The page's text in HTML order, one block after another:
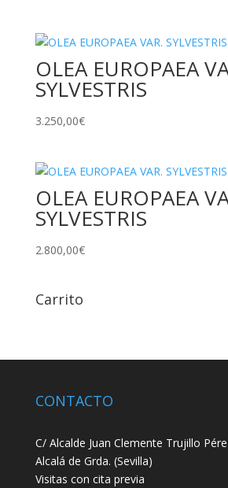
OLEA EUROPAEA
SYLVESTRIS
3.250,00€
OLEA EUROPAEA
SYLVESTRIS
2.800,00€
Carrito
CONTACTO
C/ Alcalde Juan Clemente Trujillo
Alcalá de Grda. (Sevilla)
Visitas con cita previa